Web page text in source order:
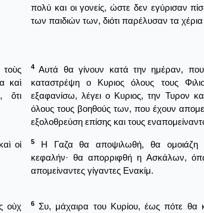
πολύ και οι γονείς, ώστε δεν εγύρισαν
των παιδιών των, διότι παρέλυσαν τα
καὶ
ὅτι
4 Αυτά θα γίνουν κατά την ημέραν, που
καταστρέψη ο Κυριος όλους τους
εξαφανίσω, λέγει ο Κυριος, την Τυρον
όλους τους βοηθούς των, που έχουν
εξολοθρεύση επίσης και τους
οἱ
5
Η Γαζα θα αποψιλωθή, θα ομοιάζη
κεφαλήν· θα απορριφθή η Ασκάλων,
απομείναντες γίγαντες Ενακίμ.
οὐχ
6
Συ, μάχαιρα του Κυρίου, έως πότε θα